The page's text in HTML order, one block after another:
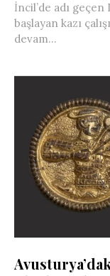
İncil’de adı geçen
başlayan kazı
devam...